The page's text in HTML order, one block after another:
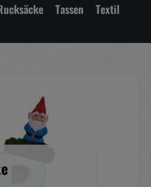
Tassen
Textil